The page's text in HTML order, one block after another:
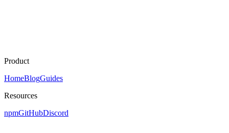
Product
HomeBlogGuides
Resources
npmGitHubDiscord